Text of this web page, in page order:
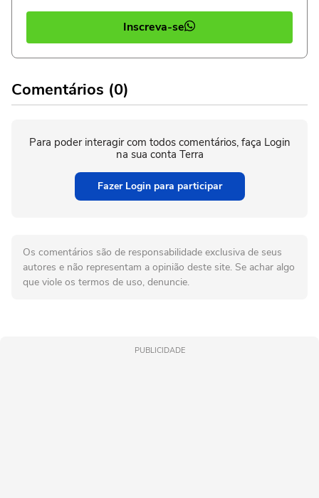
Inscreva-se
Comentários (0)
Para poder interagir com todos comentários, faça Login
na sua conta Terra
Fazer Login para participar
Os comentários são de responsabilidade exclusiva de seus
autores e não representam a opinião deste site. Se achar algo
que viole os termos de uso, denuncie.
PUBLICIDADE